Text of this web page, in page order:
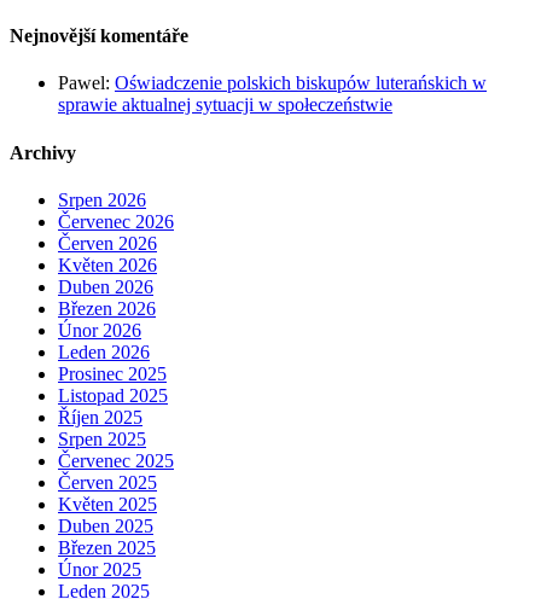
Nejnovější komentáře
Pawel: Oświadczenie polskich biskupów luterańskich w
sprawie aktualnej sytuacji w społeczeństwie
Archivy
Srpen 2026
Červenec 2026
Červen 2026
Květen 2026
Duben 2026
Březen 2026
Únor 2026
Leden 2026
Prosinec 2025
Listopad 2025
Říjen 2025
Srpen 2025
Červenec 2025
Červen 2025
Květen 2025
Duben 2025
Březen 2025
Únor 2025
Leden 2025